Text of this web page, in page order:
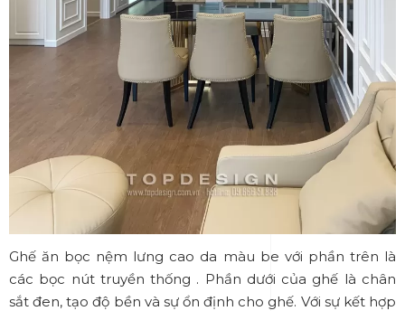
Ghế ăn bọc nệm lưng cao da màu be với phần trên là
các bọc nút truyền thống . Phần dưới của ghế là chân
sắt đen, tạo độ bền và sự ổn định cho ghế. Với sự kết hợp